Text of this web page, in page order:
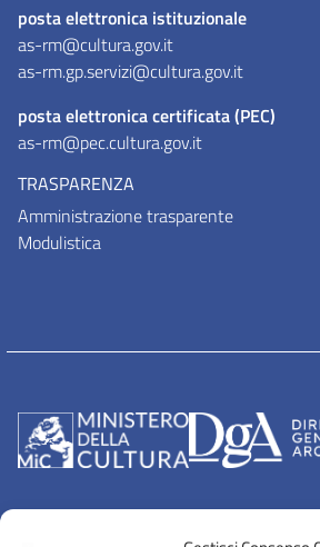
posta elettronica istituzionale
as-rm@cultura.gov.it
as-rm.gp.servizi@cultura.gov.it
posta elettronica certificata (PEC)
as-rm@pec.cultura.gov.it
TRASPARENZA
Amministrazione trasparente
Modulistica